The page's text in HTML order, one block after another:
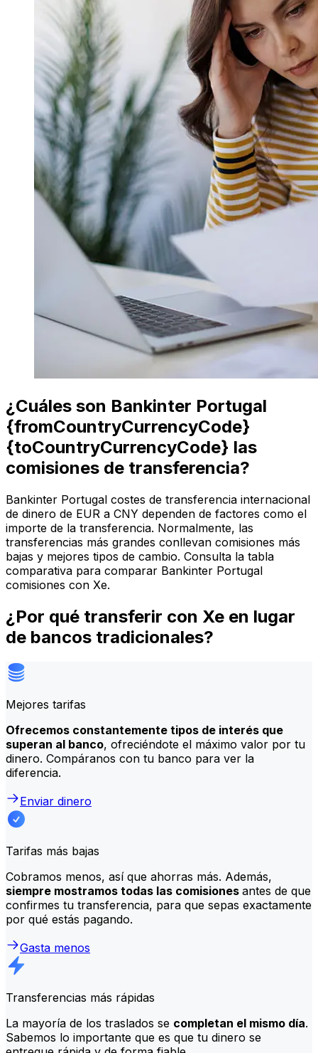
¿Cuáles son Bankinter Portugal
{fromCountryCurrencyCode}
{toCountryCurrencyCode} las
comisiones de transferencia?
Bankinter Portugal costes de transferencia internacional
de dinero de EUR a CNY dependen de factores como el
importe de la transferencia. Normalmente, las
transferencias más grandes conllevan comisiones más
bajas y mejores tipos de cambio. Consulta la tabla
comparativa para comparar Bankinter Portugal
comisiones con Xe.
¿Por qué transferir con Xe en lugar
de bancos tradicionales?
Mejores tarifas
Ofrecemos constantemente tipos de interés que
superan al banco, ofreciéndote el máximo valor por tu
dinero. Compáranos con tu banco para ver la
diferencia.
Enviar dinero
Tarifas más bajas
Cobramos menos, así que ahorras más. Además,
siempre mostramos todas las comisiones antes de que
confirmes tu transferencia, para que sepas exactamente
por qué estás pagando.
Gasta menos
Transferencias más rápidas
La mayoría de los traslados se completan el mismo día.
Sabemos lo importante que es que tu dinero se